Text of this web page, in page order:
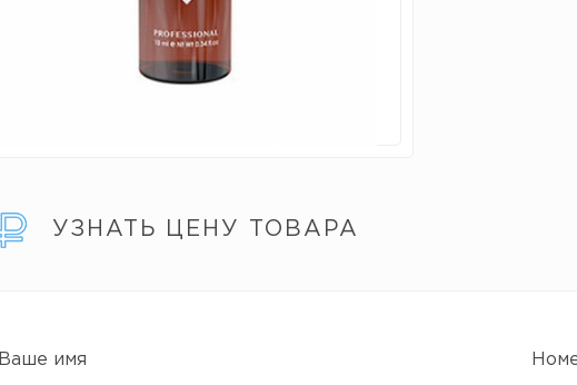
УЗНАТЬ ЦЕНУ ТОВАРА
Ваше имя